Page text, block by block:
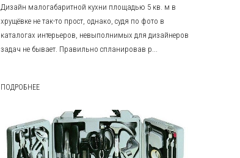
Дизайн малогабаритной кухни площадью 5 кв. м в
хрущёвке не так-то прост, однако, судя по фото в
каталогах интерьеров, невыполнимых для дизайнеров
задач не бывает. Правильно спланировав р...
ПОДРОБНЕЕ